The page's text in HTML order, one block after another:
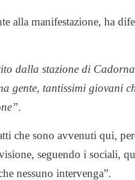
alla manifestazione, ha
dalla stazione di
gente, tantissimi giovani
che sono avvenuti qui,
seguendo i sociali,
nessuno intervenga”.